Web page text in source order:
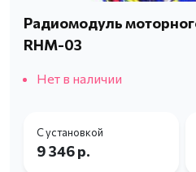
Радиомодуль
RHM-03
Нет в наличии
С установкой
9 346 р.